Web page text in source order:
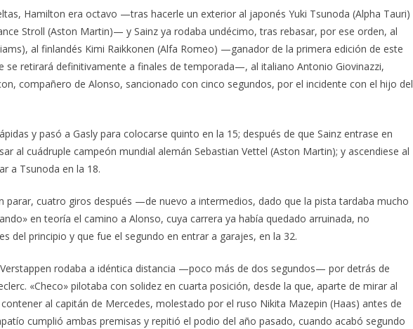
Hamilton era octavo —tras hacerle un exterior al japonés Yuki Tsunoda (Alpha Tauri)
Stroll (Aston Martin)— y Sainz ya rodaba undécimo, tras rebasar, por ese orden, al
al finlandés Kimi Raikkonen (Alfa Romeo) —ganador de la primera edición de este
se retirará definitivamente a finales de temporada—, al italiano Antonio Giovinazzi,
compañero de Alonso, sancionado con cinco segundos, por el incidente con el hijo del
y pasó a Gasly para colocarse quinto en la 15; después de que Sainz entrase en
al cuádruple campeón mundial alemán Sebastian Vettel (Aston Martin); y ascendiese al
a Tsunoda en la 18.
parar, cuatro giros después —de nuevo a intermedios, dado que la pista tardaba mucho
en teoría el camino a Alonso, cuya carrera ya había quedado arruinada, no
del principio y que fue el segundo en entrar a garajes, en la 32.
rodaba a idéntica distancia —poco más de dos segundos— por detrás de
«Checo» pilotaba con solidez en cuarta posición, desde la que, aparte de mirar al
al capitán de Mercedes, molestado por el ruso Nikita Mazepin (Haas) antes de
cumplió ambas premisas y repitió el podio del año pasado, cuando acabó segundo